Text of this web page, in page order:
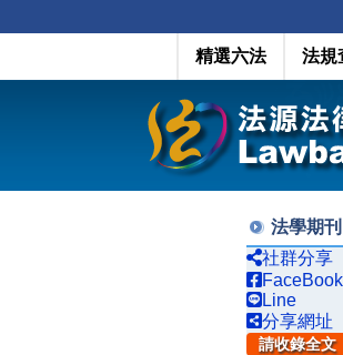
精選六法 法規
法學期刊
社群分享
FaceBook
Line
分享網址
請收錄全文